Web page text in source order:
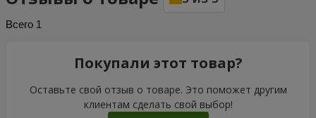
Всего 1
Покупали этот товар?
Оставьте свой отзыв о товаре. Это поможет другим
клиентам сделать свой выбор!